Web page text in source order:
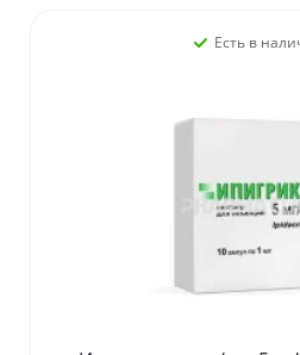
Есть в